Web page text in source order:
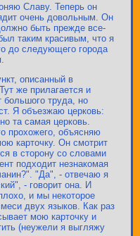
Славу. Теперь он
очень довольным. Он
быть прежде все-
таким красивым, что я
до следующего города
описанный в
же прилагается и
большого труда, но
Я объезжаю церковь:
та самая церковь.
прохожего, объясняю
карточку. Он смотрит
в сторону со словами
подходит незнакомая
"Да", - отвечаю я
- говорит она. И
и мы некоторое
двух языков. Как раз
мою карточку и
(неужели я выгляжу